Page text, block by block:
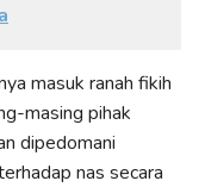
masuk ranah fikih
masing pihak
dipedomani
nas secara